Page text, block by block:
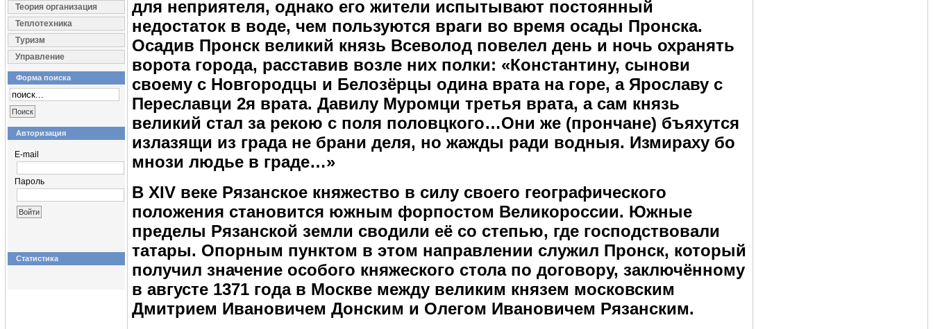
Теория организация
Теплотехника
Туризм
Управление
Форма поиска
Авторизация
E-mail
Пароль
Статистика
для неприятеля, однако его жители испытывают постоянный
недостаток в воде, чем пользуются враги во время осады Пронска.
Осадив Пронск великий князь Всеволод повелел день и ночь охранять
ворота города, расставив возле них полки: «Константину, сынови
своему с Новгородцы и Белозёрцы одина врата на горе, а Ярославу с
Переславци 2я врата. Давилу Муромци третья врата, а сам князь
великий стал за рекою с поля половцкого…Они же (прончане) бъяхутся
излазящи из града не брани деля, но жажды ради водныя. Измираху бо
мнози людье в граде…»
В XIV веке Рязанское княжество в силу своего географического
положения становится южным форпостом Великороссии. Южные
пределы Рязанской земли сводили её со степью, где господствовали
татары. Опорным пунктом в этом направлении служил Пронск, который
получил значение особого княжеского стола по договору, заключённому
в августе 1371 года в Москве между великим князем московским
Дмитрием Ивановичем Донским и Олегом Ивановичем Рязанским.